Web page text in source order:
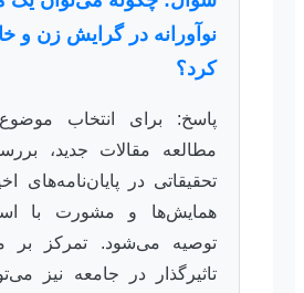
نوآورانه در گرایش زن و
کرد؟
پاسخ: برای انتخاب موضوع
مطالعه مقالات جدید،
تحقیقاتی در پایان‌نامه‌های
همایش‌ها و مشورت با
توصیه می‌شود. تمرکز بر
تاثیرگذار در جامعه نیز